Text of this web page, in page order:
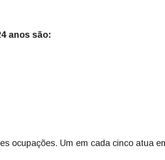
anos são:
ocupações. Um em cada cinco atua